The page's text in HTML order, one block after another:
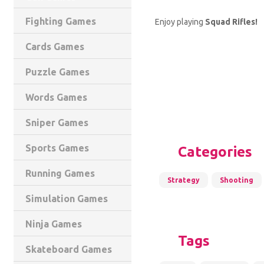
Fighting Games
Cards Games
Puzzle Games
Words Games
Sniper Games
Sports Games
Running Games
Simulation Games
Ninja Games
Skateboard Games
Enjoy playing Squad Rifles!
Categories
Strategy Shooting
Tags